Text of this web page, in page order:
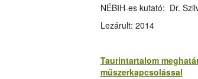
NÉBIH-es kutató: Dr.
Lezárult: 2014
Taurintartalom
műszerkapcsolással